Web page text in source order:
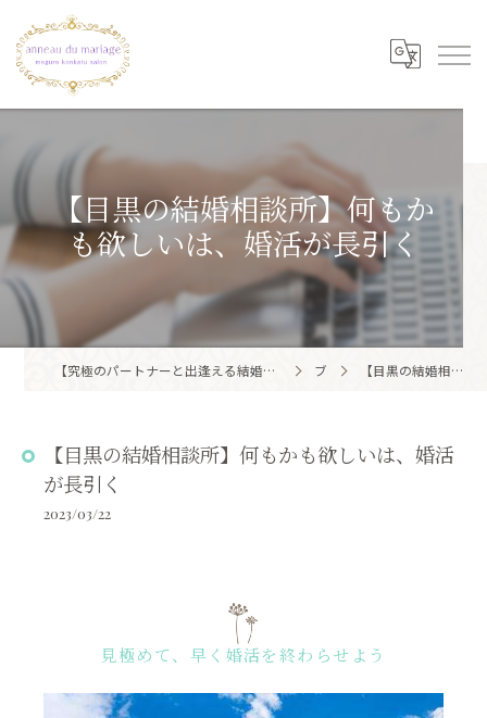
【目黒の結婚相談所】何もか
も欲しいは、婚活が長引く
【究極のパートナーと出逢える結婚相談所】目黒区・品川区で結婚相談所ならアノー・ド・マリアージュ 目黒婚活サロン ブログ 【目黒の結婚相談所】何もかも欲しいは、婚活が長引く
【目黒の結婚相談所】何もかも欲しいは、婚活
が長引く
2023/03/22
見極めて、早く婚活を終わらせよう